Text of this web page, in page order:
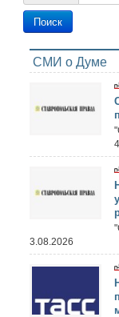
СМИ о Думе
3.08.2026